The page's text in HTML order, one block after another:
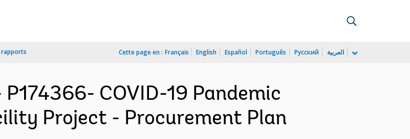
Cette page en : Français English Español Português Русский العربية
P174366- COVID-19 Pandemic
Project - Procurement Plan